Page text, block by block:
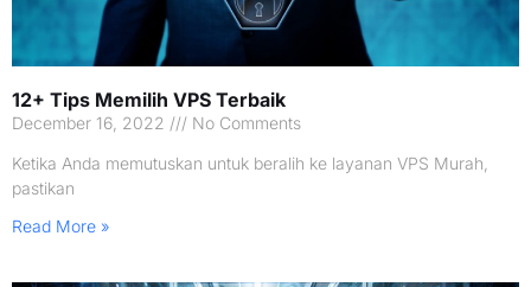
12+ Tips Memilih VPS Terbaik
December 16, 2022
No Comments
Ketika Anda memutuskan untuk beralih ke layanan VPS Murah,
pastikan
Read More »